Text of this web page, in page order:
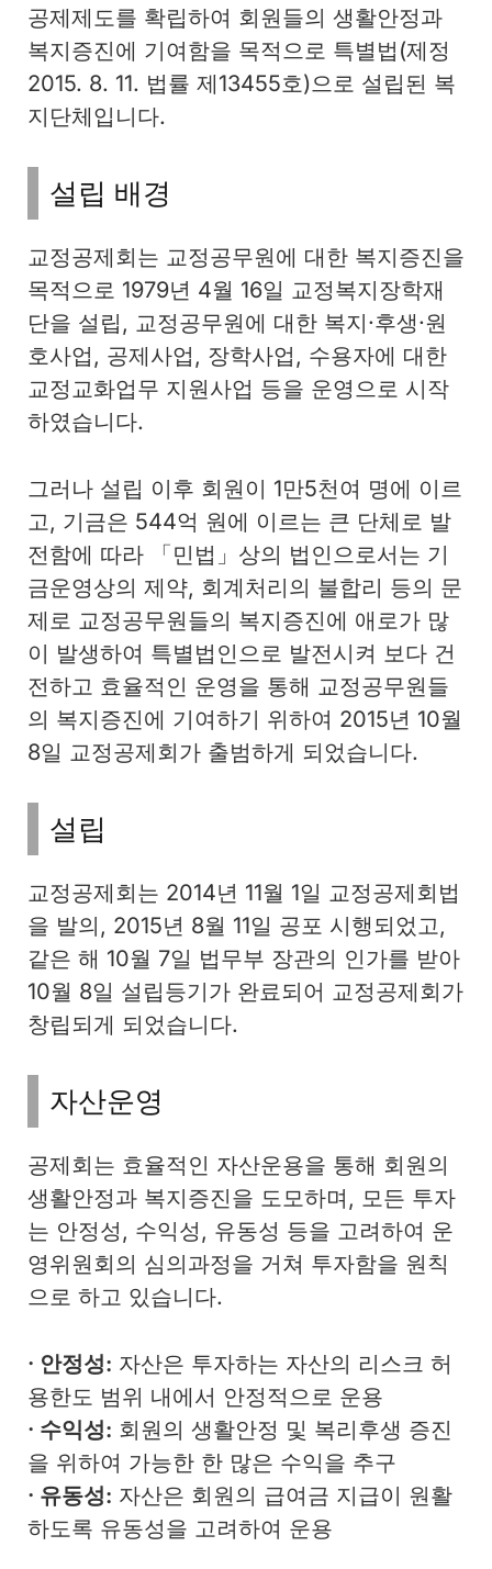
공제제도를 확립하여 회원들의 생활안정과
복지증진에 기여함을 목적으로 특별법(제정
2015. 8. 11. 법률 제13455호)으로 설립된 복
지단체입니다.
설립 배경
교정공제회는 교정공무원에 대한 복지증진을
목적으로 1979년 4월 16일 교정복지장학재
단을 설립, 교정공무원에 대한 복지·후생·원
호사업, 공제사업, 장학사업, 수용자에 대한
교정교화업무 지원사업 등을 운영으로 시작
하였습니다.
그러나 설립 이후 회원이 1만5천여 명에 이르
고, 기금은 544억 원에 이르는 큰 단체로 발
전함에 따라 「민법」상의 법인으로서는 기
금운영상의 제약, 회계처리의 불합리 등의 문
제로 교정공무원들의 복지증진에 애로가 많
이 발생하여 특별법인으로 발전시켜 보다 건
전하고 효율적인 운영을 통해 교정공무원들
의 복지증진에 기여하기 위하여 2015년 10월
8일 교정공제회가 출범하게 되었습니다.
설립
교정공제회는 2014년 11월 1일 교정공제회법
을 발의, 2015년 8월 11일 공포 시행되었고,
같은 해 10월 7일 법무부 장관의 인가를 받아
10월 8일 설립등기가 완료되어 교정공제회가
창립되게 되었습니다.
자산운영
공제회는 효율적인 자산운용을 통해 회원의
생활안정과 복지증진을 도모하며, 모든 투자
는 안정성, 수익성, 유동성 등을 고려하여 운
영위원회의 심의과정을 거쳐 투자함을 원칙
으로 하고 있습니다.
· 안정성: 자산은 투자하는 자산의 리스크 허
용한도 범위 내에서 안정적으로 운용
· 수익성: 회원의 생활안정 및 복리후생 증진
을 위하여 가능한 한 많은 수익을 추구
· 유동성: 자산은 회원의 급여금 지급이 원활
하도록 유동성을 고려하여 운용